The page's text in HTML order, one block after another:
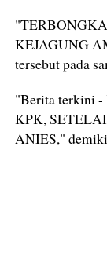
KEJAGUNG
tersebut pada
"Berita terkini
KPK,
ANIES,"